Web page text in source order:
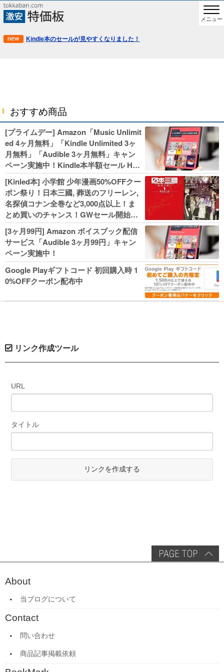
メニュー
Kindle本のセールが見やすくなりました！
おすすめ商品
[プライムデー] Amazon「Music Unlimit
ed 4ヶ月無料」「Kindle Unlimited 3ヶ
月無料」「Audible 3ヶ月無料」キャン
ペーン実施中！Kindle本半額セール HU
NTER×HUNTERなど集英社、無職転生,
幼女戦記などKADOKAWA、キャプテン
翼100円セールも！
[Kinled本] 小学館 少年漫画50%OFFクー
ポン祭り！日本三國, 葬送のフリーレン,
名探偵コナン全巻など3,000点以上！ま
とめ買いのチャンス！GWセール開始！
人気コミック多数 カドカワ祭やIT関連本
がセールに！
[3ヶ月99円] Amazon ボイスブック配信
サービス「Audible 3ヶ月99円」キャン
ペーン実施中！
Google Playギフトコード 初回購入時 1
0%OFFクーポン配布中
リンク作成ツール
URL
タイトル
リンクを作成する
About
当ブログについて
Contact
問い合わせ
商品記事掲載依頼